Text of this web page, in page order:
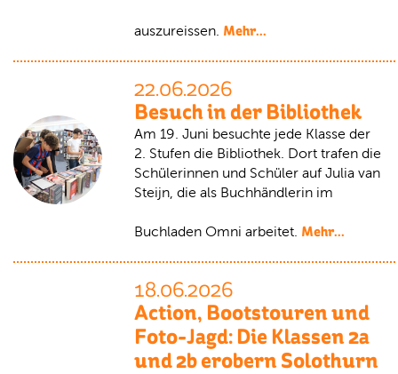
auszureissen. Mehr...
22.06.2026
Besuch in der Bibliothek
Am 19. Juni besuchte jede Klasse der
2. Stufen die Bibliothek. Dort trafen die
Schülerinnen und Schüler auf Julia van
Steijn, die als Buchhändlerin im
Buchladen Omni arbeitet. Mehr...
18.06.2026
Action, Bootstouren und
Foto-Jagd: Die Klassen 2a
und 2b erobern Solothurn